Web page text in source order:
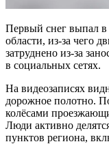
Первый снег выпал в
области, из-за чего
затруднено из-за
в социальных сетях.
На видеозаписях
дорожное полотно.
колёсами
Люди активно
пунктов региона,